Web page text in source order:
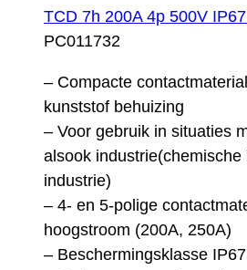
TCD 7h 200A 4p 500V
PC011732
– Compacte
kunststof behuizing
– Voor gebruik in situaties
alsook
industrie)
– 4- en 5-polige
hoogstroom (200A, 250A)
– Beschermingsklasse IP67